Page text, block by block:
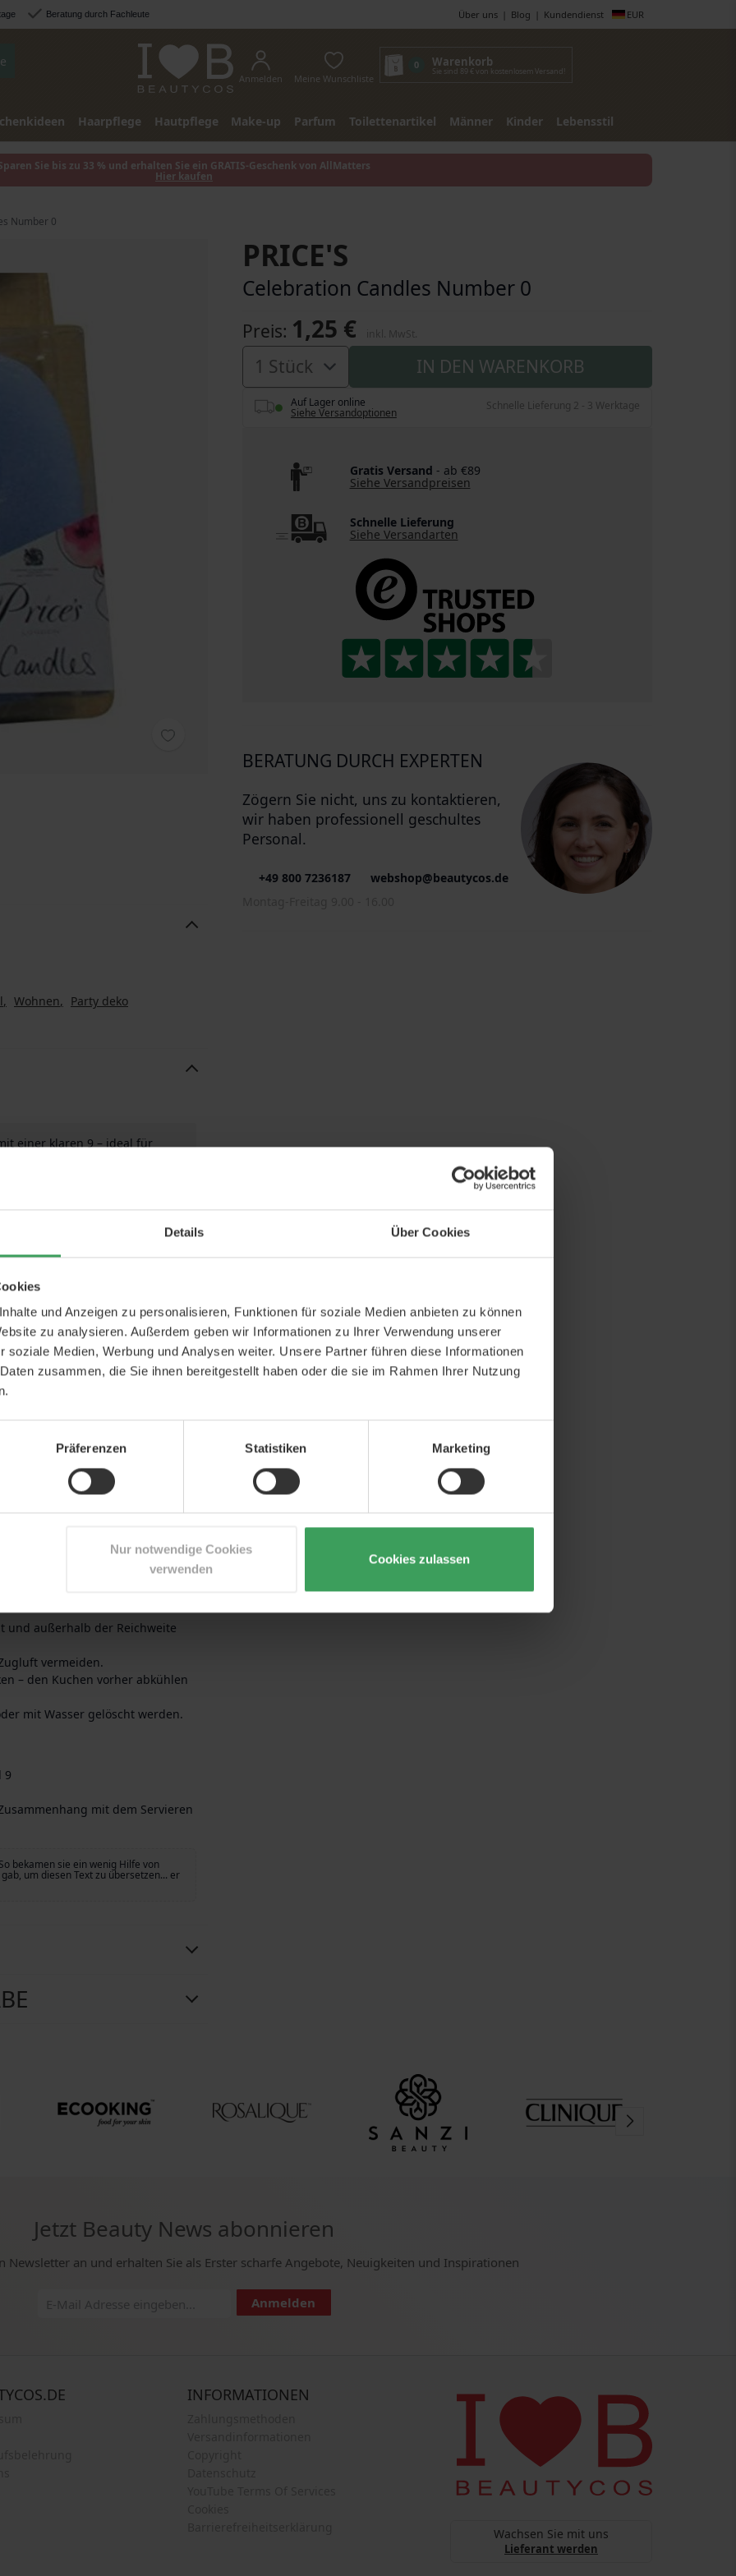
Details Über Cookies
und Anzeigen zu personalisieren, Funktionen für soziale Medien anbieten zu können
zu analysieren. Außerdem geben wir Informationen zu Ihrer Verwendung unserer
soziale Medien, Werbung und Analysen weiter. Unsere Partner führen diese Informationen
zusammen, die Sie ihnen bereitgestellt haben oder die sie im Rahmen Ihrer Nutzung
Präferenzen Statistiken Marketing
Nur notwendige Cookies
verwenden
Cookies zulassen
Beratung durch Fachleute EUR
Über uns Blog Kundendienst
Anmelden Meine Wunschliste
0 Warenkorb
Sie sind 89 € von kostenlosem Versand!
Haarpflege Hautpflege Make-up Parfum Toilettenartikel Männer Kinder Lebensstil
Sie bis zu 33 % und erhalten Sie ein GRATIS-Geschenk von AllMatters
Hier kaufen
Number 0
Wohnen
Party deko
einer klaren 9 – ideal für
die den Moment
9 eignet sich ideal für
bei denen jedes Detail den
erkennbaren 9 gestaltet, sodass
festlichen Ausdruck erzeugt
zu verwenden.
passt
Kuchen oder ein Dessert,
und vermeiden Sie
an, um ein sauberes
der Flamme löschen.
wird.
und außerhalb der Reichweite
vermeiden.
– den Kuchen vorher abkühlen
mit Wasser gelöscht werden.
9
mit dem Servieren
bekamen sie ein wenig Hilfe von
um diesen Text zu übersetzen... er
PRICE'S
Celebration Candles Number 0
Preis 1,25 €
IN DEN WARENKORB
Auf Lager online
Siehe Versandoptionen
Schnelle Lieferung 2 - 3 Werktage
Gratis Versand - ab €89
Siehe Versandpreisen
Schnelle Lieferung
Siehe Versandarten
BERATUNG DURCH EXPERTEN
Zögern Sie nicht, uns zu kontaktieren,
wir haben professionell geschultes
Personal.
+49 800 7236187
webshop@beautycos.de
Jetzt Beauty News abonnieren
Newsletter an und erhalten Sie als Erster scharfe Angebote, Neuigkeiten und Inspirationen
Anmelden
INFORMATIONEN
Wachsen Sie mit uns
Lieferant werden